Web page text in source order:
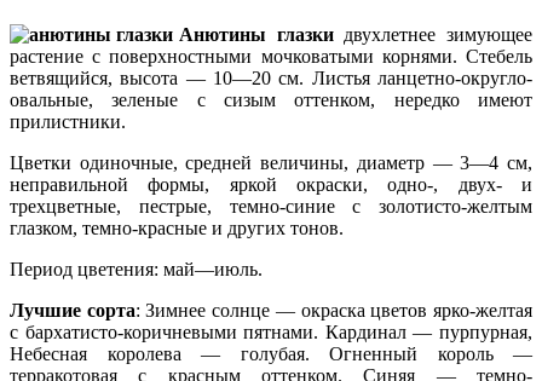
Анютины глазкидвухлетнее зимующее
растение с поверхностными мочковатыми корнями. Стебель
ветвящийся, высота — 10—20 см. Листья ланцетно-округло-
овальные, зеленые с сизым оттенком, нередко имеют
прилистники.
Цветки одиночные, средней величины, диаметр — 3—4 см,
неправильной формы, яркой окраски, одно-, двух- и
трехцветные, пестрые, темно-синие с золотисто-желтым
глазком, темно-красные и других тонов.
Период цветения: май—июль.
Лучшие сорта: Зимнее солнце — окраска цветов ярко-желтая
с бархатисто-коричневыми пятнами. Кардинал — пурпурная,
Небесная королева — голубая. Огненный король —
терракотовая с красным оттенком. Синяя — темно-